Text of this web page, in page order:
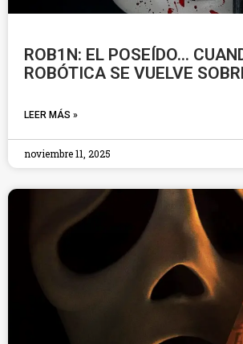
ROB1N: EL POSEÍDO…
ROBÓTICA SE VUELVE
LEER MÁS »
noviembre 11, 2025